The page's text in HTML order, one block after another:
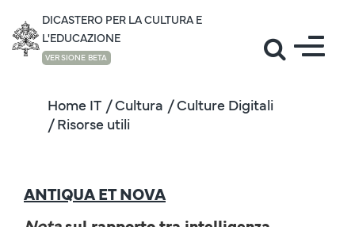
DICASTERO PER LA CULTURA E
L'EDUCAZIONE
VERSIONE BETA
Home IT / Cultura / Culture Digitali
/ Risorse utili
ANTIQUA ET NOVA